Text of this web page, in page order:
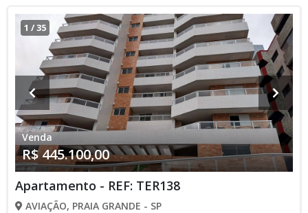
1 /35
Venda
R$ 445.100,00
Apartamento - REF: TER138
AVIAÇÃO, PRAIA GRANDE - SP